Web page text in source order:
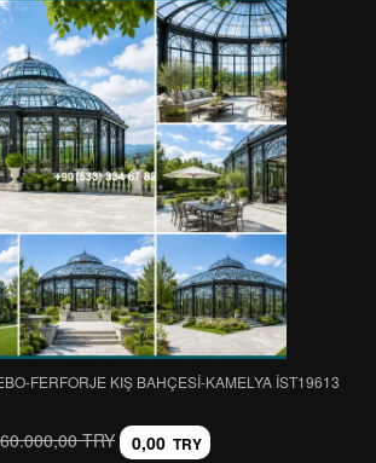
FERFORJE KIŞ BAHÇESİ-KAMELYA IST19613
60.000,00 TRY 0,00 TRY